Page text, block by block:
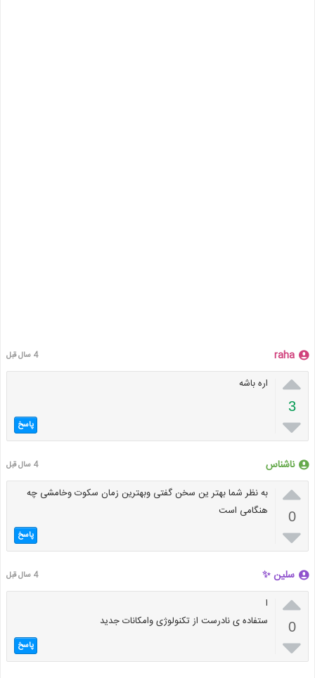
raha 4 سال قبل

3

اره باشه
پاسخ
ناشناس 4 سال قبل

0

به نظر شما بهتر ین سخن گفتی وبهترین زمان سکوت وخامشی چه
هنگامی است
پاسخ
سلین ✨ 4 سال قبل

0

ا
ستفاده ی نادرست از تکنولوژی وامکانات جدید
پاسخ